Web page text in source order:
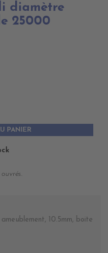
diamètre
25000
PANIER
10.5mm, boite